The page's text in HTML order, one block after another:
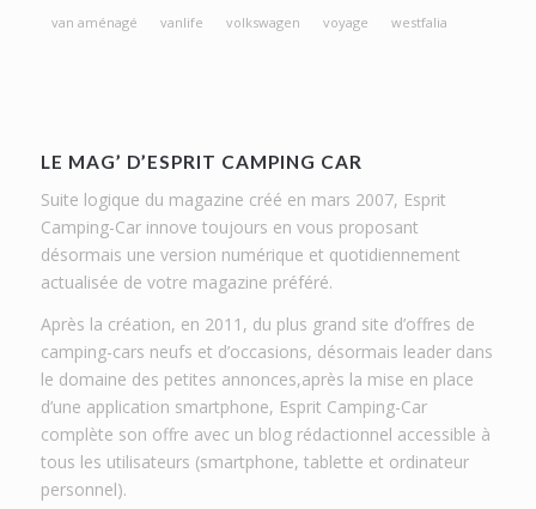
van aménagé
vanlife volkswagen voyage westfalia
LE MAG’ D’ESPRIT CAMPING CAR
Suite logique du magazine créé en mars 2007, Esprit
Camping-Car innove toujours en vous proposant
désormais une version numérique et quotidiennement
actualisée de votre magazine préféré.
Après la création, en 2011, du plus grand site d’offres de
camping-cars neufs et d’occasions, désormais leader dans
le domaine des petites annonces,après la mise en place
d’une application smartphone, Esprit Camping-Car
complète son offre avec un blog rédactionnel accessible à
tous les utilisateurs (smartphone, tablette et ordinateur
personnel).